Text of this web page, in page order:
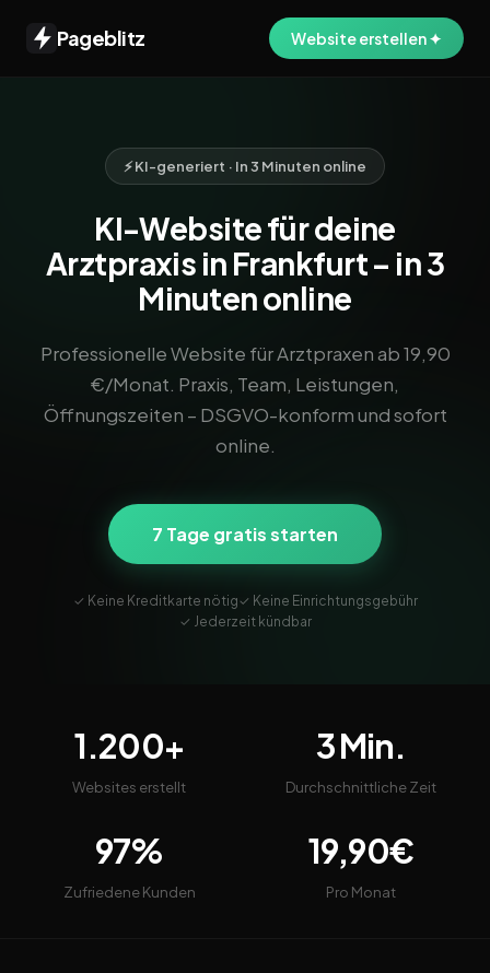
Pageblitz Website erstellen ✦
⚡ KI-generiert · In 3 Minuten online
KI-Website für deine
Arztpraxis in Frankfurt – in 3
Minuten online
Professionelle Website für Arztpraxen ab 19,90
€/Monat. Praxis, Team, Leistungen,
Öffnungszeiten – DSGVO-konform und sofort
online.
7 Tage gratis starten
✓ Keine Kreditkarte nötig✓ Keine Einrichtungsgebühr
✓ Jederzeit kündbar
1.200+
Websites erstellt
3 Min.
Durchschnittliche Zeit
97%
Zufriedene Kunden
19,90€
Pro Monat